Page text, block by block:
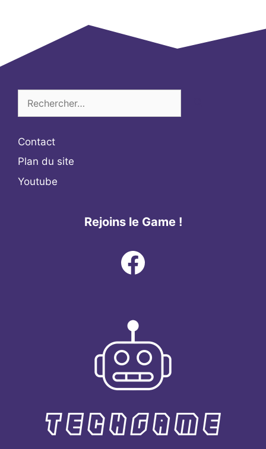
Contact
Plan du site
Youtube
Rejoins le Game !
Facebook